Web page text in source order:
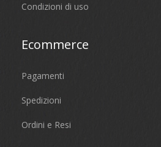
Condizioni di uso
Ecommerce
Pagamenti
Spedizioni
Ordini e Resi